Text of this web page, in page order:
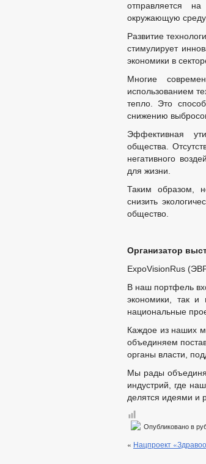
отправляется
окружающую среду
Развитие
стимулирует
экономики в
Многие
использованием
тепло. Это
снижению
Эффективная
общества.
негативного
для жизни.
Таким образом,
снизить
общество.
Организатор
ExpoVisionRus
В наш портфель
экономики, так и
национальные
Каждое из наших
объединяем
органы власти,
Мы рады
индустрий, где
делятся идеями и
Опубликовано в
« Нацпроект